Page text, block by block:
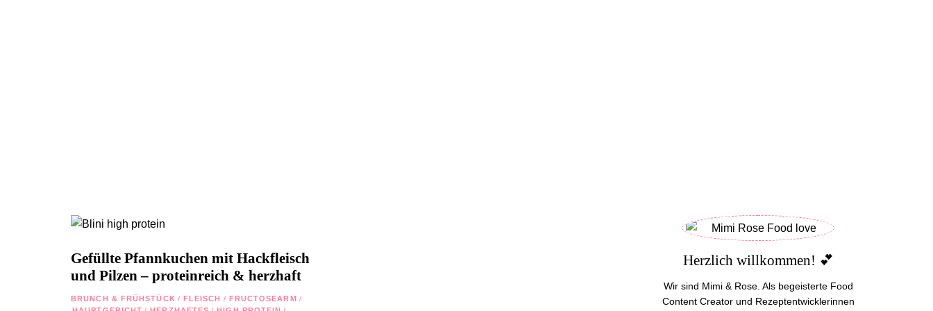
Gefüllte Pfannkuchen mit Hackfleisch
und Pilzen – proteinreich & herzhaft
BRUNCH & FRÜHSTÜCK / FLEISCH / FRUCTOSEARM /
Herzlich willkommen! 💕
Wir sind Mimi & Rose. Als begeisterte Food
Content Creator und Rezeptentwicklerinnen